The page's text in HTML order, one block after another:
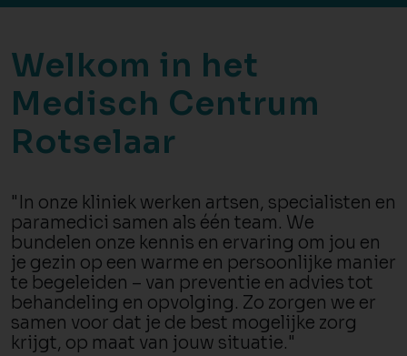
Welkom in het
Medisch Centrum
Rotselaar
"In onze kliniek werken artsen, specialisten en
paramedici samen als één team. We
bundelen onze kennis en ervaring om jou en
je gezin op een warme en persoonlijke manier
te begeleiden – van preventie en advies tot
behandeling en opvolging. Zo zorgen we er
samen voor dat je de best mogelijke zorg
krijgt, op maat van jouw situatie."